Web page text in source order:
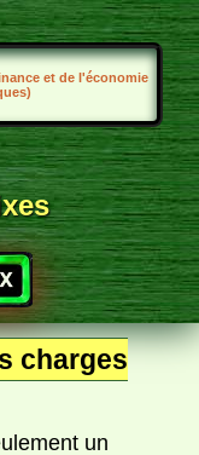
et de l'économie
charges
un